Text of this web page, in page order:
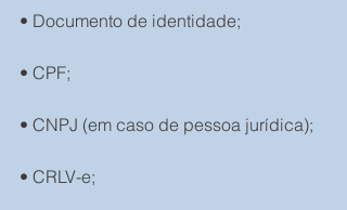
• Documento de identidade;
• CPF;
• CNPJ (em caso de pessoa jurídica);
• CRLV-e;